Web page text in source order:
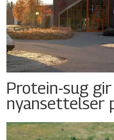
Protein-sug
nyansettelser